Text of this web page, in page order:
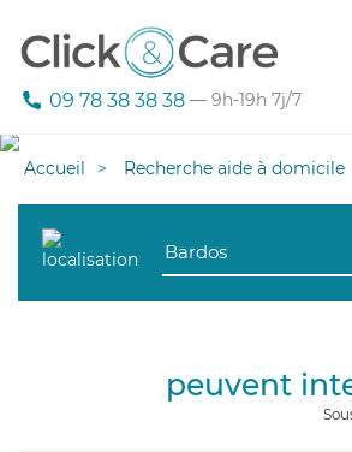
09 78 38 38 38 — 9h-19h 7j/7
Accueil Recherche aide à domicile
peuvent